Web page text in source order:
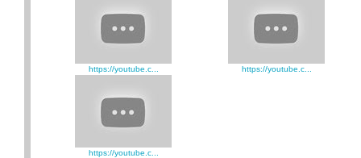
https://youtube.c... https://youtube.c...
https://youtube.c...